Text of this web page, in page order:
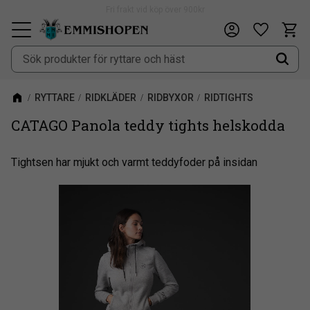
Meny
RYTTARE RIDKLÄDER RIDBYXOR RIDTIGHTS
CATAGO Panola teddy tights helskodda
Tightsen har mjukt och varmt teddyfoder på insidan